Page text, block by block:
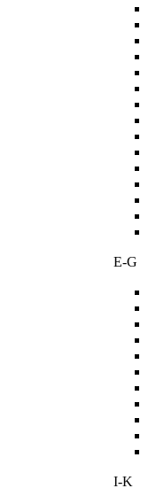
E-G
I-K